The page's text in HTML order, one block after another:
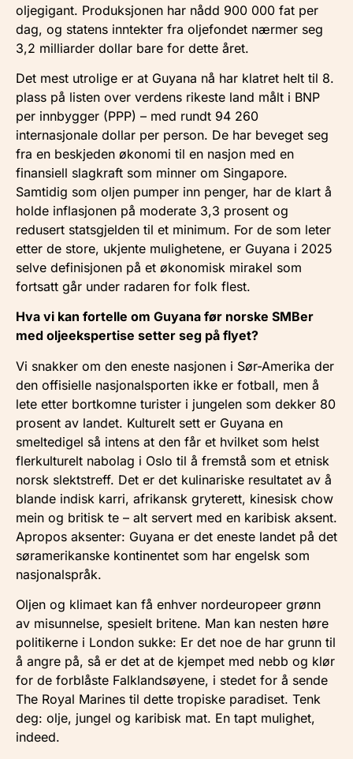
oljegigant. Produksjonen har nådd 900 000 fat per
dag, og statens inntekter fra oljefondet nærmer seg
3,2 milliarder dollar bare for dette året.
Det mest utrolige er at Guyana nå har klatret helt til 8.
plass på listen over verdens rikeste land målt i BNP
per innbygger (PPP) – med rundt 94 260
internasjonale dollar per person. De har beveget seg
fra en beskjeden økonomi til en nasjon med en
finansiell slagkraft som minner om Singapore.
Samtidig som oljen pumper inn penger, har de klart å
holde inflasjonen på moderate 3,3 prosent og
redusert statsgjelden til et minimum. For de som leter
etter de store, ukjente mulighetene, er Guyana i 2025
selve definisjonen på et økonomisk mirakel som
fortsatt går under radaren for folk flest.
Hva vi kan fortelle om Guyana før norske SMBer
med oljeekspertise setter seg på flyet?
Vi snakker om den eneste nasjonen i Sør-Amerika der
den offisielle nasjonalsporten ikke er fotball, men å
lete etter bortkomne turister i jungelen som dekker 80
prosent av landet. Kulturelt sett er Guyana en
smeltedigel så intens at den får et hvilket som helst
flerkulturelt nabolag i Oslo til å fremstå som et etnisk
norsk slektstreff. Det er det kulinariske resultatet av å
blande indisk karri, afrikansk gryterett, kinesisk chow
mein og britisk te – alt servert med en karibisk aksent.
Apropos aksenter: Guyana er det eneste landet på det
søramerikanske kontinentet som har engelsk som
nasjonalspråk.
Oljen og klimaet kan få enhver nordeuropeer grønn
av misunnelse, spesielt britene. Man kan nesten høre
politikerne i London sukke: Er det noe de har grunn til
å angre på, så er det at de kjempet med nebb og klør
for de forblåste Falklandsøyene, i stedet for å sende
The Royal Marines til dette tropiske paradiset. Tenk
deg: olje, jungel og karibisk mat. En tapt mulighet,
indeed.